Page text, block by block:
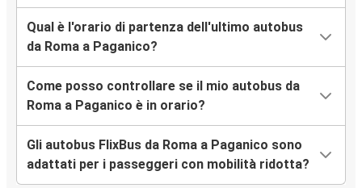
Qual è l'orario di partenza dell'ultimo autobus
da Roma a Paganico?
Come posso controllare se il mio autobus da
Roma a Paganico è in orario?
Gli autobus FlixBus da Roma a Paganico sono
adattati per i passeggeri con mobilità ridotta?